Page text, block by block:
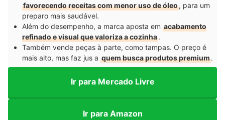
favorecendo receitas com menor uso de óleo, para um
preparo mais saudável.
Além do desempenho, a marca aposta em acabamento
refinado e visual que valoriza a cozinha.
Também vende peças à parte, como tampas. O preço é
mais alto, mas faz jus a quem busca produtos premium.
Ir para Mercado Livre
Ir para Amazon